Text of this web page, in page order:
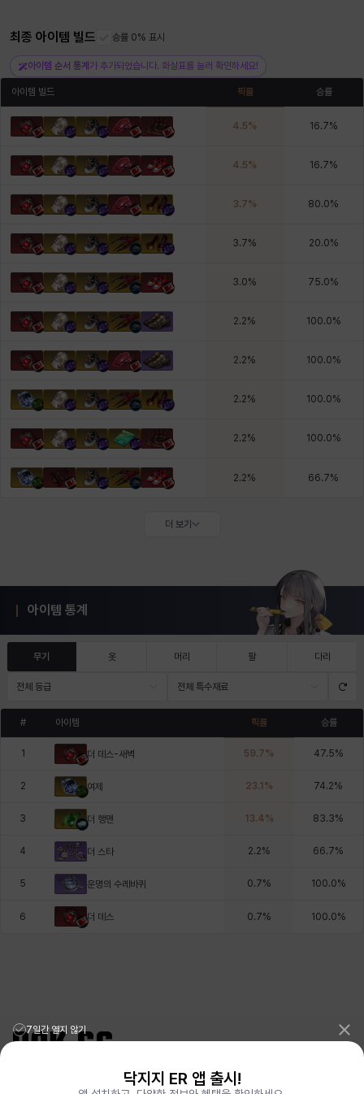
최종 아이템 빌드 승률 0% 표시
아이템 순서 통계 가 추가되었습니다. 화살표를 눌러 확인하세요!
아이템 빌드 픽률 승률
4.5% 16.7%
4.5% 16.7%
3.7% 80.0%
3.7% 20.0%
3.0% 75.0%
2.2% 100.0%
2.2% 100.0%
2.2% 100.0%
2.2% 100.0%
2.2% 66.7%
더 보기
아이템 통계
무기 옷 머리 팔 다리
전체 등급 전체 특수재료
# 아이템 픽률 승률
1 더 데스-새벽 59.7% 47.5%
2 여제 23.1 % 74.2%
3 더 행맨 13.4% 83.3%
4 더 스타 2.2% 66.7%
5 운명의 수레바퀴 0.7% 100.0%
6 더 데스 0.7% 100.0%
리그오브레전드 전적검색 포로지지PORO.GG
7일간 열지 않기
닥지지 ER 앱 출시!